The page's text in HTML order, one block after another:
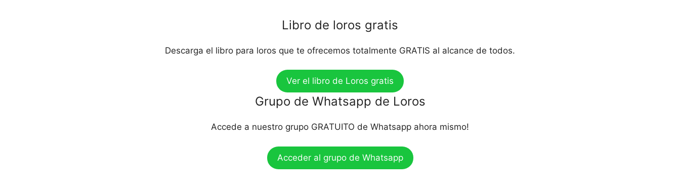
Libro de loros gratis
Descarga el libro para loros que te ofrecemos totalmente GRATIS al alcance de todos.
Ver el libro de Loros gratis
Grupo de Whatsapp de Loros
Accede a nuestro grupo GRATUITO de Whatsapp ahora mismo!
Acceder al grupo de Whatsapp